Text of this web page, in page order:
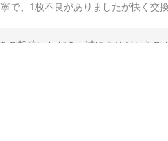
で、1枚不良がありましたが快く交
ご投稿いただき、誠にありがとう